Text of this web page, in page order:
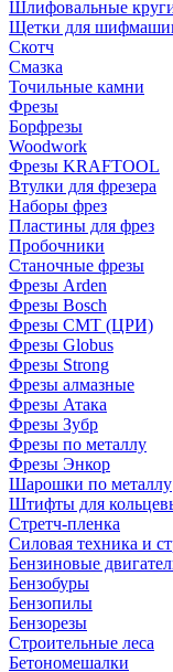
Шлифовальные
Щетки для
Скотч
Смазка
Точильные камни
Фрезы
Борфрезы
Woodwork
Фрезы KRAFTOOL
Втулки для фрезера
Наборы фрез
Пластины для фрез
Пробочники
Станочные фрезы
Фрезы Arden
Фрезы Bosch
Фрезы CMT (ЦРИ)
Фрезы Globus
Фрезы Strong
Фрезы алмазные
Фрезы Атака
Фрезы Зубр
Фрезы по металлу
Фрезы Энкор
Шарошки по металлу
Штифты для
Стретч-пленка
Силовая техника и
Бензиновые
Бензобуры
Бензопилы
Бензорезы
Строительные леса
Бетономешалки